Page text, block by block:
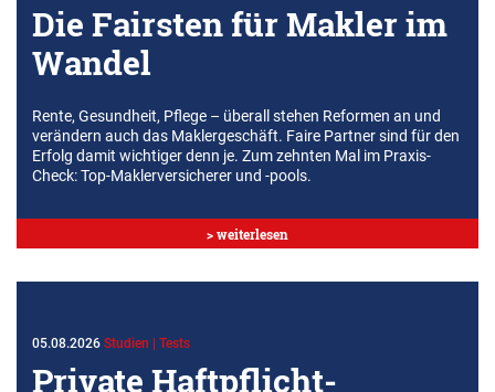
Die Fairsten für Makler im
Wandel
Rente, Gesundheit, Pflege – überall stehen Reformen an und
verändern auch das Maklergeschäft. Faire Partner sind für den
Erfolg damit wichtiger denn je. Zum zehnten Mal im Praxis-
Check: Top-Maklerversicherer und -pools.
> weiterlesen
05.08.2026 Studien | Tests
Private Haftpflicht­